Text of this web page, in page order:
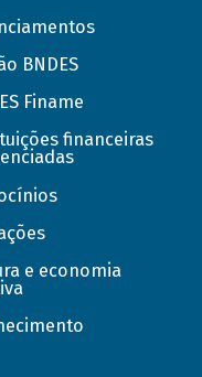
BNDES
Finame
financeiras
e economia